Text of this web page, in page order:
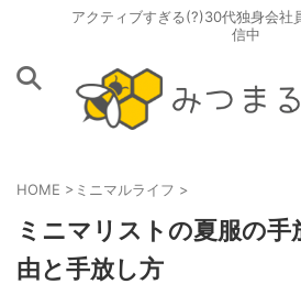
アクティブすぎる(?)30代独身会社
信中
HOME > ミニマルライフ >
ミニマリストの夏服の手
由と手放し方